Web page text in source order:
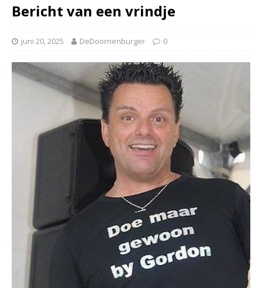
Bericht van een vrindje
juni 20, 2025 DeDoornenburger 0